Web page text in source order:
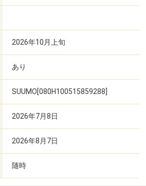
2026年10月上旬
あり
SUUMO[080H100515859288]
2026年7月8日
2026年8月7日
随時